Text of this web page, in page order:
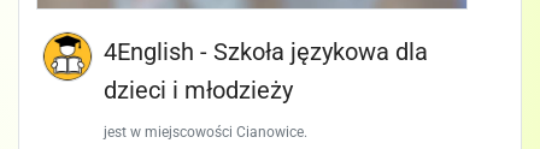
4English - Szkoła językowa dla
dzieci i młodzieży
jest w miejscowości Cianowice.